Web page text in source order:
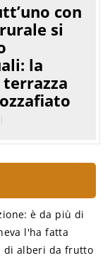
con
si
la
|
è da più di
l'ha fatta
di alberi da frutto